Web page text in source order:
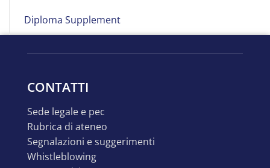
Diploma Supplement
CONTATTI
sede legale e pec
rubrica di ateneo
segnalazioni e suggerimenti
whistleblowing